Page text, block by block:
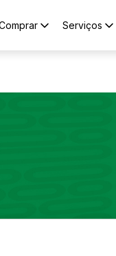
Serviços